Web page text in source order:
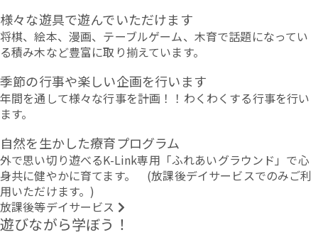
様々な遊具で遊んでいただけます
将棋、絵本、漫画、テーブルゲーム、木育で話題になってい
る積み木など豊富に取り揃えています。
季節の行事や楽しい企画を行います
年間を通して様々な行事を計画！！わくわくする行事を行い
ます。
自然を生かした療育プログラム
外で思い切り遊べるK-Link専用「ふれあいグラウンド」で心
身共に健やかに育てます。 (放課後デイサービスでのみご利
用いただけます。)
放課後等デイサービス
遊びながら学ぼう！